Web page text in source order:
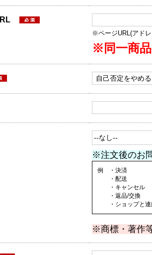
※ページURL(アド
※同一商品
※注文後のお
例 ・決済
・配送
・キャンセル
・返品/交換
・ショップと連
※商標・著作